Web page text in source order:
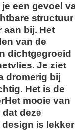
een gevoel
structuur
aan bij. Het
van de
dichtgegroeid
Je ziet
dromerig bij
Het is de
mooie van
dat deze
is lekker